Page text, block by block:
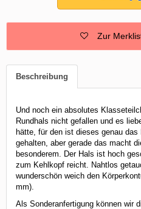
Zur
Beschreibung
Und noch ein absolutes
Rundhals nicht gefallen und es
hätte, für den ist dieses genau
gehalten, aber gerade das macht
besonderem. Der Hals ist hoch
zum Kehlkopf reicht. Nahtlos
wunderschön weich den
mm).
Als Sonderanfertigung können wir